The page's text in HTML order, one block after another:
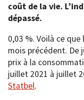
coût de la vie.
dépassé.
0,03 %. Voilà ce
mois précédent. De
prix à la
juillet 2021 à juillet
Statbel.